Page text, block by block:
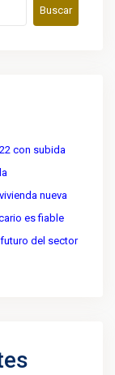
Buscar
con subida
nueva
es fiable
del sector